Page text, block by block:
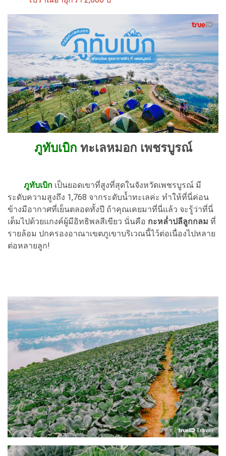
ภูทับเบิก ทะเลหมอก เพชรบูรณ์
ภูทับเบิก เป็นยอดเขาที่สูงที่สุดในจังหวัดเพชรบูรณ์ มี
ระดับความสูงถึง 1,768 จากระดับน้ำทะเลค่ะ ทำให้ที่นี่ค่อน
ข้างมีอากาศที่เย็นตลอดทั้งปี ถ้าคุณเคยมาที่นี่แล้ว จะรู้ว่าที่นี่
เต็มไปด้วยแกงค์ผู้มีอิทธิพลสีเขียว นั่นคือ กะหล่ำปลีลูกกลม ที่
รายล้อม ปกครองอาณาเขตภูเขาบริเวณนี้ไว้ต่อเนื่องไปหลาย
ต่อหลายลูก!